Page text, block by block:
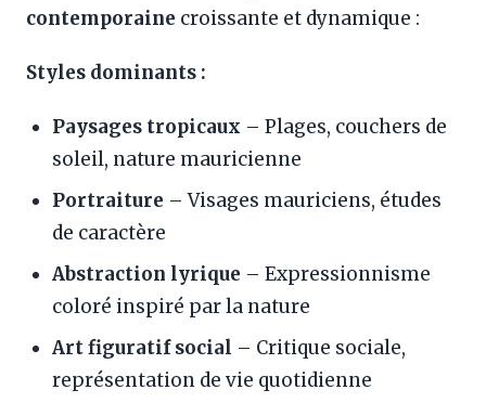
contemporaine croissante et dynamique :
Styles dominants :
Paysages tropicaux – Plages, couchers de
soleil, nature mauricienne
Portraiture – Visages mauriciens, études
de caractère
Abstraction lyrique – Expressionnisme
coloré inspiré par la nature
Art figuratif social – Critique sociale,
représentation de vie quotidienne